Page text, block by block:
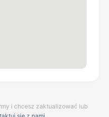
i chcesz zaktualizować lub